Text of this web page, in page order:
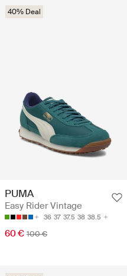
40% Deal
PUMA
Easy Rider Vintage
36 37 37.5 38 38.5
60 € 100 €